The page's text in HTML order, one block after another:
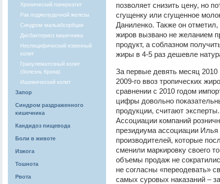
Хронический панкреатит
Рак поджелудочной железы
Синдром мальабсорбции
Дисбактериоз кишечника
Неспецифический язвенный
колит
Гранулематозный колит
(болезнь Крона)
Ишемический колит
Запор
Синдром раздраженного
кишечника
Кандидоз пищевода
Боли в животе
Изжога
Тошнота
Рвота
позволяет снизить цену, но
сгущенку или сгущенное
Даниленко. Также он
жиров вызвано не желанием
продукт, а соблазном
жиры в 4-5 раз дешевле
За первые девять месяц
2009-го ввоз тропических
сравнении с 2010 годом
цифры довольно
продукции, считают
Ассоциации компаний
президиума ассоциации
производителей, которые
сменили маркировку своего
объемы продаж не
не согласны «переодевать»
самых суровых наказаний –